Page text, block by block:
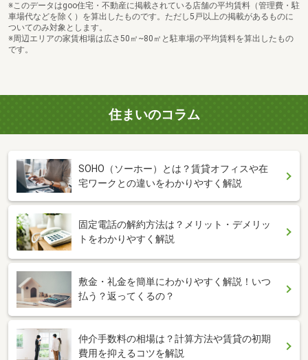
※このデータはgoo住宅・不動産に掲載されている店舗の平均賃料（管理費・駐
車場代などを除く）を算出したものです。ただし5戸以上の掲載があるものに
ついてのみ対象とします。
※周辺エリアの家賃相場は広さ50㎡~80㎡と駐車場の平均賃料を算出したもの
です。
住まいのコラム
SOHO（ソーホー）とは？賃貸オフィスや在
宅ワークとの違いをわかりやすく解説
固定電話の解約方法は？メリット・デメリッ
トをわかりやすく解説
敷金・礼金を簡単にわかりやすく解説！いつ
払う？返ってくるの？
仲介手数料の相場は？計算方法や賃貸の初期
費用を抑えるコツを解説